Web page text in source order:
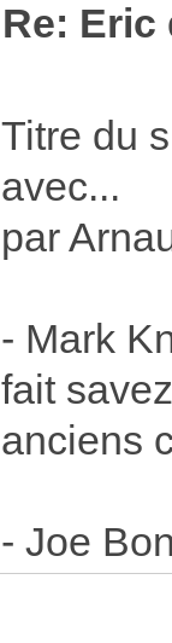
Re: Eric
Titre du
avec...
par
- Mark
fait
anciens
- Joe